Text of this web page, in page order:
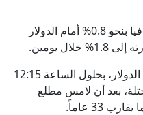
بالبيض
التأمين الوطني
فيديو للمرشد الأعلى
دون توضيح تاريخه
سجل الشيقل الإسرائيلي تراجعا إضافيا بنحو 0.8% أمام الدولار
يومين.
وانخفض الشيقل إلى 2.8664 مقابل الدولار، بحلول الساعة 12:15
بعد أن لامس مطلع
33 عاماً.